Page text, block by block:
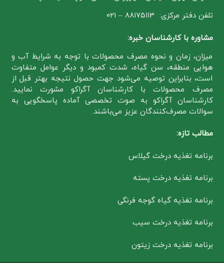
تلفن دفتر مرکزی: ۸۸۱۷۵۱۱۳ – ۰۲۱
مشاوره با کارشناسان خبره:
میزان، زمان و نحوه مصرف محصولات با توجه به شرایط آب و
هوایی منطقه، سن گیاه، شدت کمبود و دیگر عوامل متفاوت
است، بنابراین توصیه می‌شود جهت حصول نتیجه بهتر قبل از
مصرف محصولات با کارشناسان آگراکو مشورت نمایید.
کارشناسان آگراکو به صوت تخصصی آماده پاسخگویی به
سوالات مصرف‌کنندگان عزیز می‌باشند.
مطالب تازه:
برنامه تغذیه درخت گیلاس
برنامه تغذیه درخت پسته
برنامه تغذیه گیاه گوجه فرنگی
برنامه تغذیه درخت سیب
برنامه تغذیه درخت زیتون